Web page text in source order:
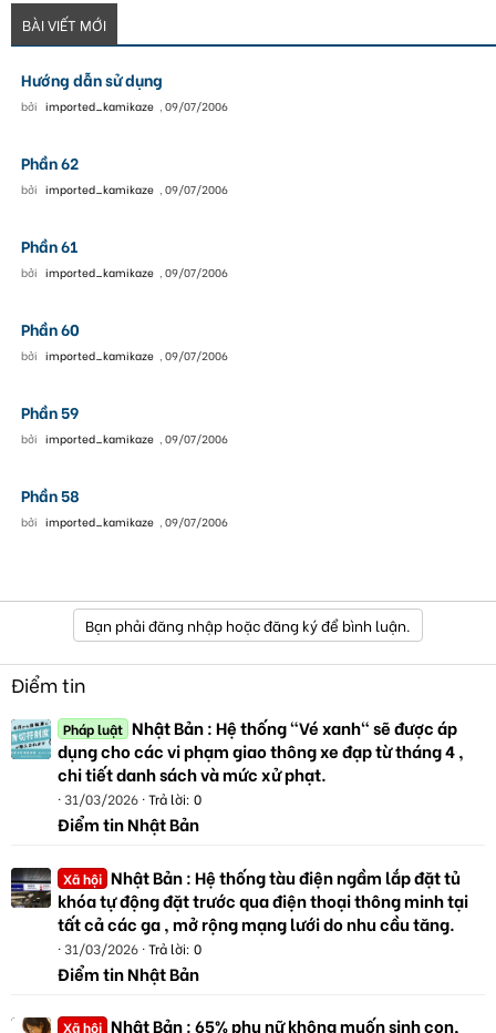
BÀI VIẾT MỚI
Hướng dẫn sử dụng
bởi imported_kamikaze ,09/07/2006
Phần 62
bởi imported_kamikaze ,09/07/2006
Phần 61
bởi imported_kamikaze ,09/07/2006
Phần 60
bởi imported_kamikaze ,09/07/2006
Phần 59
bởi imported_kamikaze ,09/07/2006
Phần 58
bởi imported_kamikaze ,09/07/2006
Bạn phải đăng nhập hoặc đăng ký để bình luận.
Điểm tin
Pháp luật Nhật Bản : Hệ thống "Vé xanh" sẽ được áp
dụng cho các vi phạm giao thông xe đạp từ tháng 4 ,
chi tiết danh sách và mức xử phạt.
31/03/2026 Trả lời: 0
Điểm tin Nhật Bản
Xã hội Nhật Bản : Hệ thống tàu điện ngầm lắp đặt tủ
khóa tự động đặt trước qua điện thoại thông minh tại
tất cả các ga , mở rộng mạng lưới do nhu cầu tăng.
31/03/2026 Trả lời: 0
Điểm tin Nhật Bản
Xã hội Nhật Bản : 65% phụ nữ không muốn sinh con,